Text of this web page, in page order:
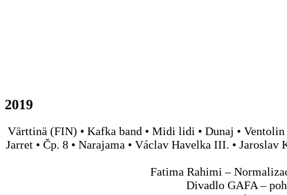
2019
Värttinä (FIN) • Kafka band • Midi lidi • Dunaj •
Jarret • Čp. 8 • Narajama • Václav Havelka III. •
Fatima Rahimi –
Divadlo GAFA –